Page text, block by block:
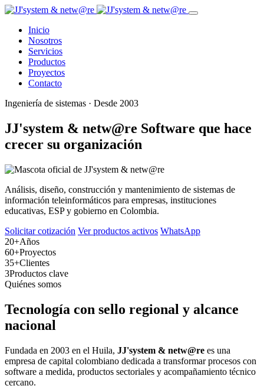
Inicio
Nosotros
Servicios
Productos
Proyectos
Contacto
Ingeniería de sistemas · Desde 2003
JJ'system & netw@re Software que hace
crecer su organización
Análisis, diseño, construcción y mantenimiento de sistemas de
información teleinformáticos para empresas, instituciones
educativas, ESP y gobierno en Colombia.
Solicitar cotización Ver productos activos WhatsApp
20+Años
60+Proyectos
35+Clientes
3Productos clave
Quiénes somos
Tecnología con sello regional y alcance
nacional
Fundada en 2003 en el Huila, JJ'system & netw@re es una
empresa de capital colombiano dedicada a transformar procesos con
software a medida, productos sectoriales y acompañamiento técnico
cercano.